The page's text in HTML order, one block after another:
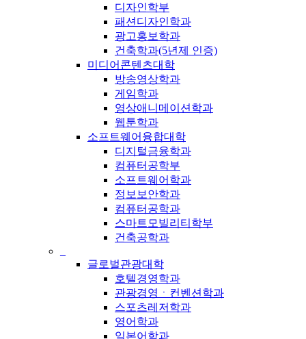
디자인학부
패션디자인학과
광고홍보학과
건축학과(5년제 인증)
미디어콘텐츠대학
방송영상학과
게임학과
영상애니메이션학과
웹툰학과
소프트웨어융합대학
디지털금융학과
컴퓨터공학부
소프트웨어학과
정보보안학과
컴퓨터공학과
스마트모빌리티학부
건축공학과
글로벌관광대학
호텔경영학과
관광경영ㆍ컨벤션학과
스포츠레저학과
영어학과
일본어학과